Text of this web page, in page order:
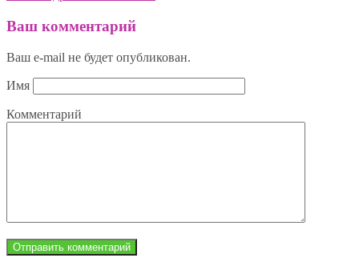
Ваш комментарий
Ваш e-mail не будет опубликован.
Имя
Комментарий